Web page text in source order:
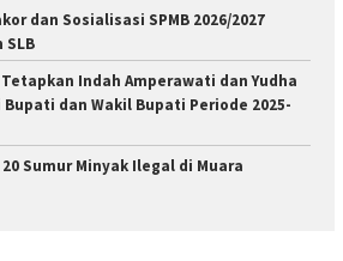
dan Sosialisasi SPMB 2026/2027
SLB
Indah Amperawati dan Yudha
dan Wakil Bupati Periode 2025-
Sumur Minyak Ilegal di Muara